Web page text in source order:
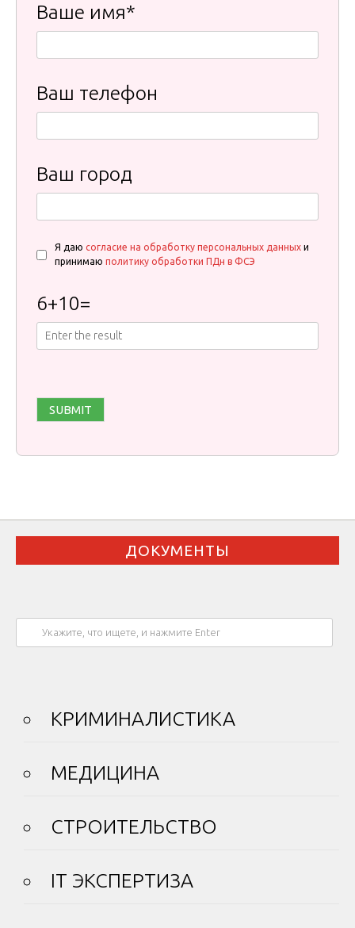
Ваше имя*
Ваш телефон
Ваш город
Я даю согласие на обработку персональных данных и
принимаю политику обработки ПДн в ФСЭ
6+10=
ДОКУМЕНТЫ
КРИМИНАЛИСТИКА
МЕДИЦИНА
СТРОИТЕЛЬСТВО
IT ЭКСПЕРТИЗА